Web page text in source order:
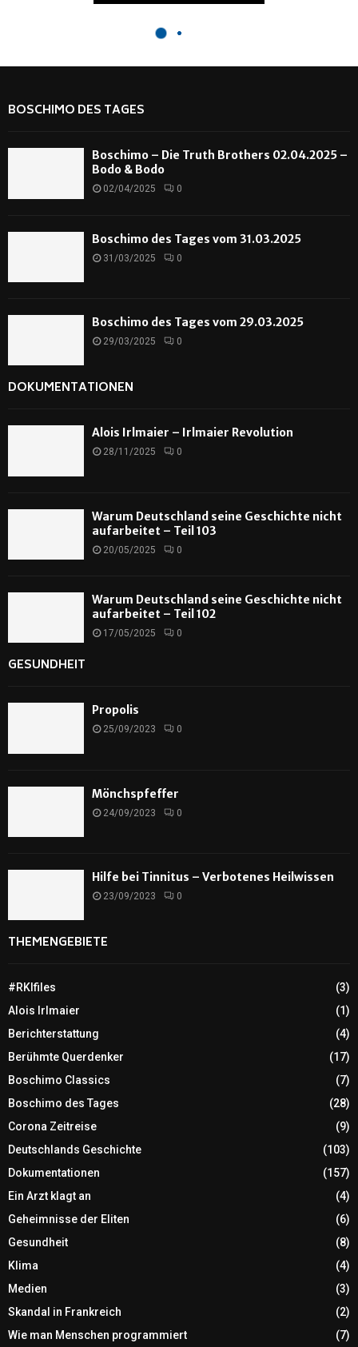
BOSCHIMO DES TAGES
Boschimo – Die Truth Brothers 02.04.2025 –
Bodo & Bodo
02/04/2025 0
Boschimo des Tages vom 31.03.2025
31/03/2025 0
Boschimo des Tages vom 29.03.2025
29/03/2025 0
DOKUMENTATIONEN
Alois Irlmaier – Irlmaier Revolution
28/11/2025 0
Warum Deutschland seine Geschichte nicht
aufarbeitet – Teil 103
20/05/2025 0
Warum Deutschland seine Geschichte nicht
aufarbeitet – Teil 102
17/05/2025 0
GESUNDHEIT
Propolis
25/09/2023 0
Mönchspfeffer
24/09/2023 0
Hilfe bei Tinnitus – Verbotenes Heilwissen
23/09/2023 0
THEMENGEBIETE
#RKIfiles
(3)
Alois Irlmaier
(1)
Berichterstattung
(4)
Berühmte Querdenker
(17)
Boschimo Classics
(7)
Boschimo des Tages
(28)
Corona Zeitreise
(9)
Deutschlands Geschichte
(103)
Dokumentationen
(157)
Ein Arzt klagt an
(4)
Geheimnisse der Eliten
(6)
Gesundheit
(8)
Klima
(4)
Medien
(3)
Skandal in Frankreich
(2)
Wie man Menschen programmiert
(7)